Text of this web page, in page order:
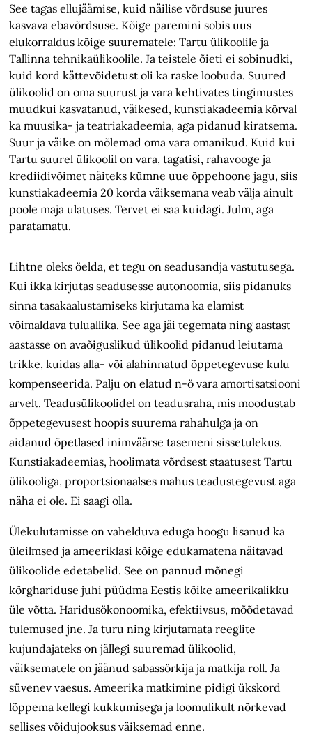
See tagas ellujäämise, kuid näilise võrdsuse juures
kasvava ebavõrdsuse. Kõige paremini sobis uus
elukorraldus kõige suurematele: Tartu ülikoolile ja
Tallinna tehnikaülikoolile. Ja teistele õieti ei sobinudki,
kuid kord kättevõidetust oli ka raske loobuda. Suured
ülikoolid on oma suurust ja vara kehtivates tingimustes
muudkui kasvatanud, väikesed, kunstiakadeemia kõrval
ka muusika- ja teatriakadeemia, aga pidanud kiratsema.
Suur ja väike on mõlemad oma vara omanikud. Kuid kui
Tartu suurel ülikoolil on vara, tagatisi, rahavooge ja
krediidivõimet näiteks kümne uue õppehoone jagu, siis
kunstiakadeemia 20 korda väiksemana veab välja ainult
poole maja ulatuses. Tervet ei saa kuidagi. Julm, aga
paratamatu.
Lihtne oleks öelda, et tegu on seadusandja vastutusega.
Kui ikka kirjutas seadusesse autonoomia, siis pidanuks
sinna tasakaalustamiseks kirjutama ka elamist
võimaldava tuluallika. See aga jäi tegemata ning aastast
aastasse on avaõiguslikud ülikoolid pidanud leiutama
trikke, kuidas alla- või alahinnatud õppetegevuse kulu
kompenseerida. Palju on elatud n-ö vara amortisatsiooni
arvelt. Teadusülikoolidel on teadusraha, mis moodustab
õppetegevusest hoopis suurema rahahulga ja on
aidanud õpetlased inimväärse tasemeni sissetulekus.
Kunstiakadeemias, hoolimata võrdsest staatusest Tartu
ülikooliga, proportsionaalses mahus teadustegevust aga
näha ei ole. Ei saagi olla.
Ülekulutamisse on vahelduva eduga hoogu lisanud ka
üleilmsed ja ameeriklasi kõige edukamatena näitavad
ülikoolide edetabelid. See on pannud mõnegi
kõrghariduse juhi püüdma Eestis kõike ameerikalikku
üle võtta. Haridusökonoomika, efektiivsus, mõõdetavad
tulemused jne. Ja turu ning kirjutamata reeglite
kujundajateks on jällegi suuremad ülikoolid,
väiksematele on jäänud sabassörkija ja matkija roll. Ja
süvenev vaesus. Ameerika matkimine pidigi ükskord
lõppema kellegi kukkumisega ja loomulikult nõrkevad
sellises võidujooksus väiksemad enne.